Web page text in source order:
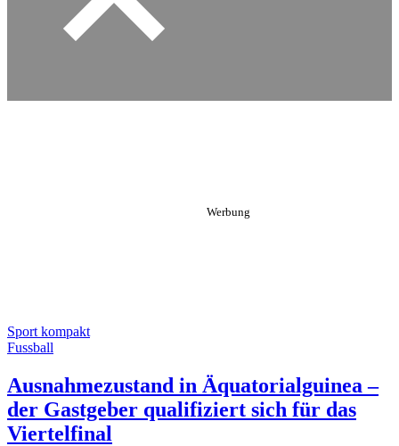
Sport kompakt
Fussball
Ausnahmezustand in Äquatorialguinea –
der Gastgeber qualifiziert sich für das
Viertelfinal